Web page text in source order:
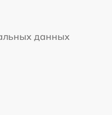
данных